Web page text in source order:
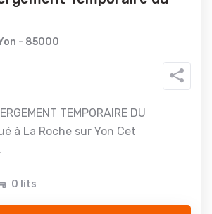
- 85000
TEMPORAIRE DU
à La Roche sur Yon Cet
0 lits